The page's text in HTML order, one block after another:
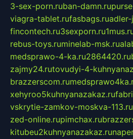
3-sex-porn.ruban-damn.ru
viagra-tablet.rufasbags.ruadler-
fincontech.ru3sexporn.ru
rebus-toys.ruminelab-msk.ru
medsprawo-4-ka.ru2864420.ru
zajmy24.rutovudyi-4-
brazzerscom.ru
xehyroo5kuhnyanazakaz.ru
vskrytie-zamkov-moskva-113.ru
zed-online.rupimchax.ru
kitubeu2kuhnyanazakaz.ru